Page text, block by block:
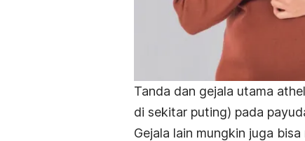
Tanda dan gejala utama
di sekitar puting) pada
Gejala lain mungkin juga